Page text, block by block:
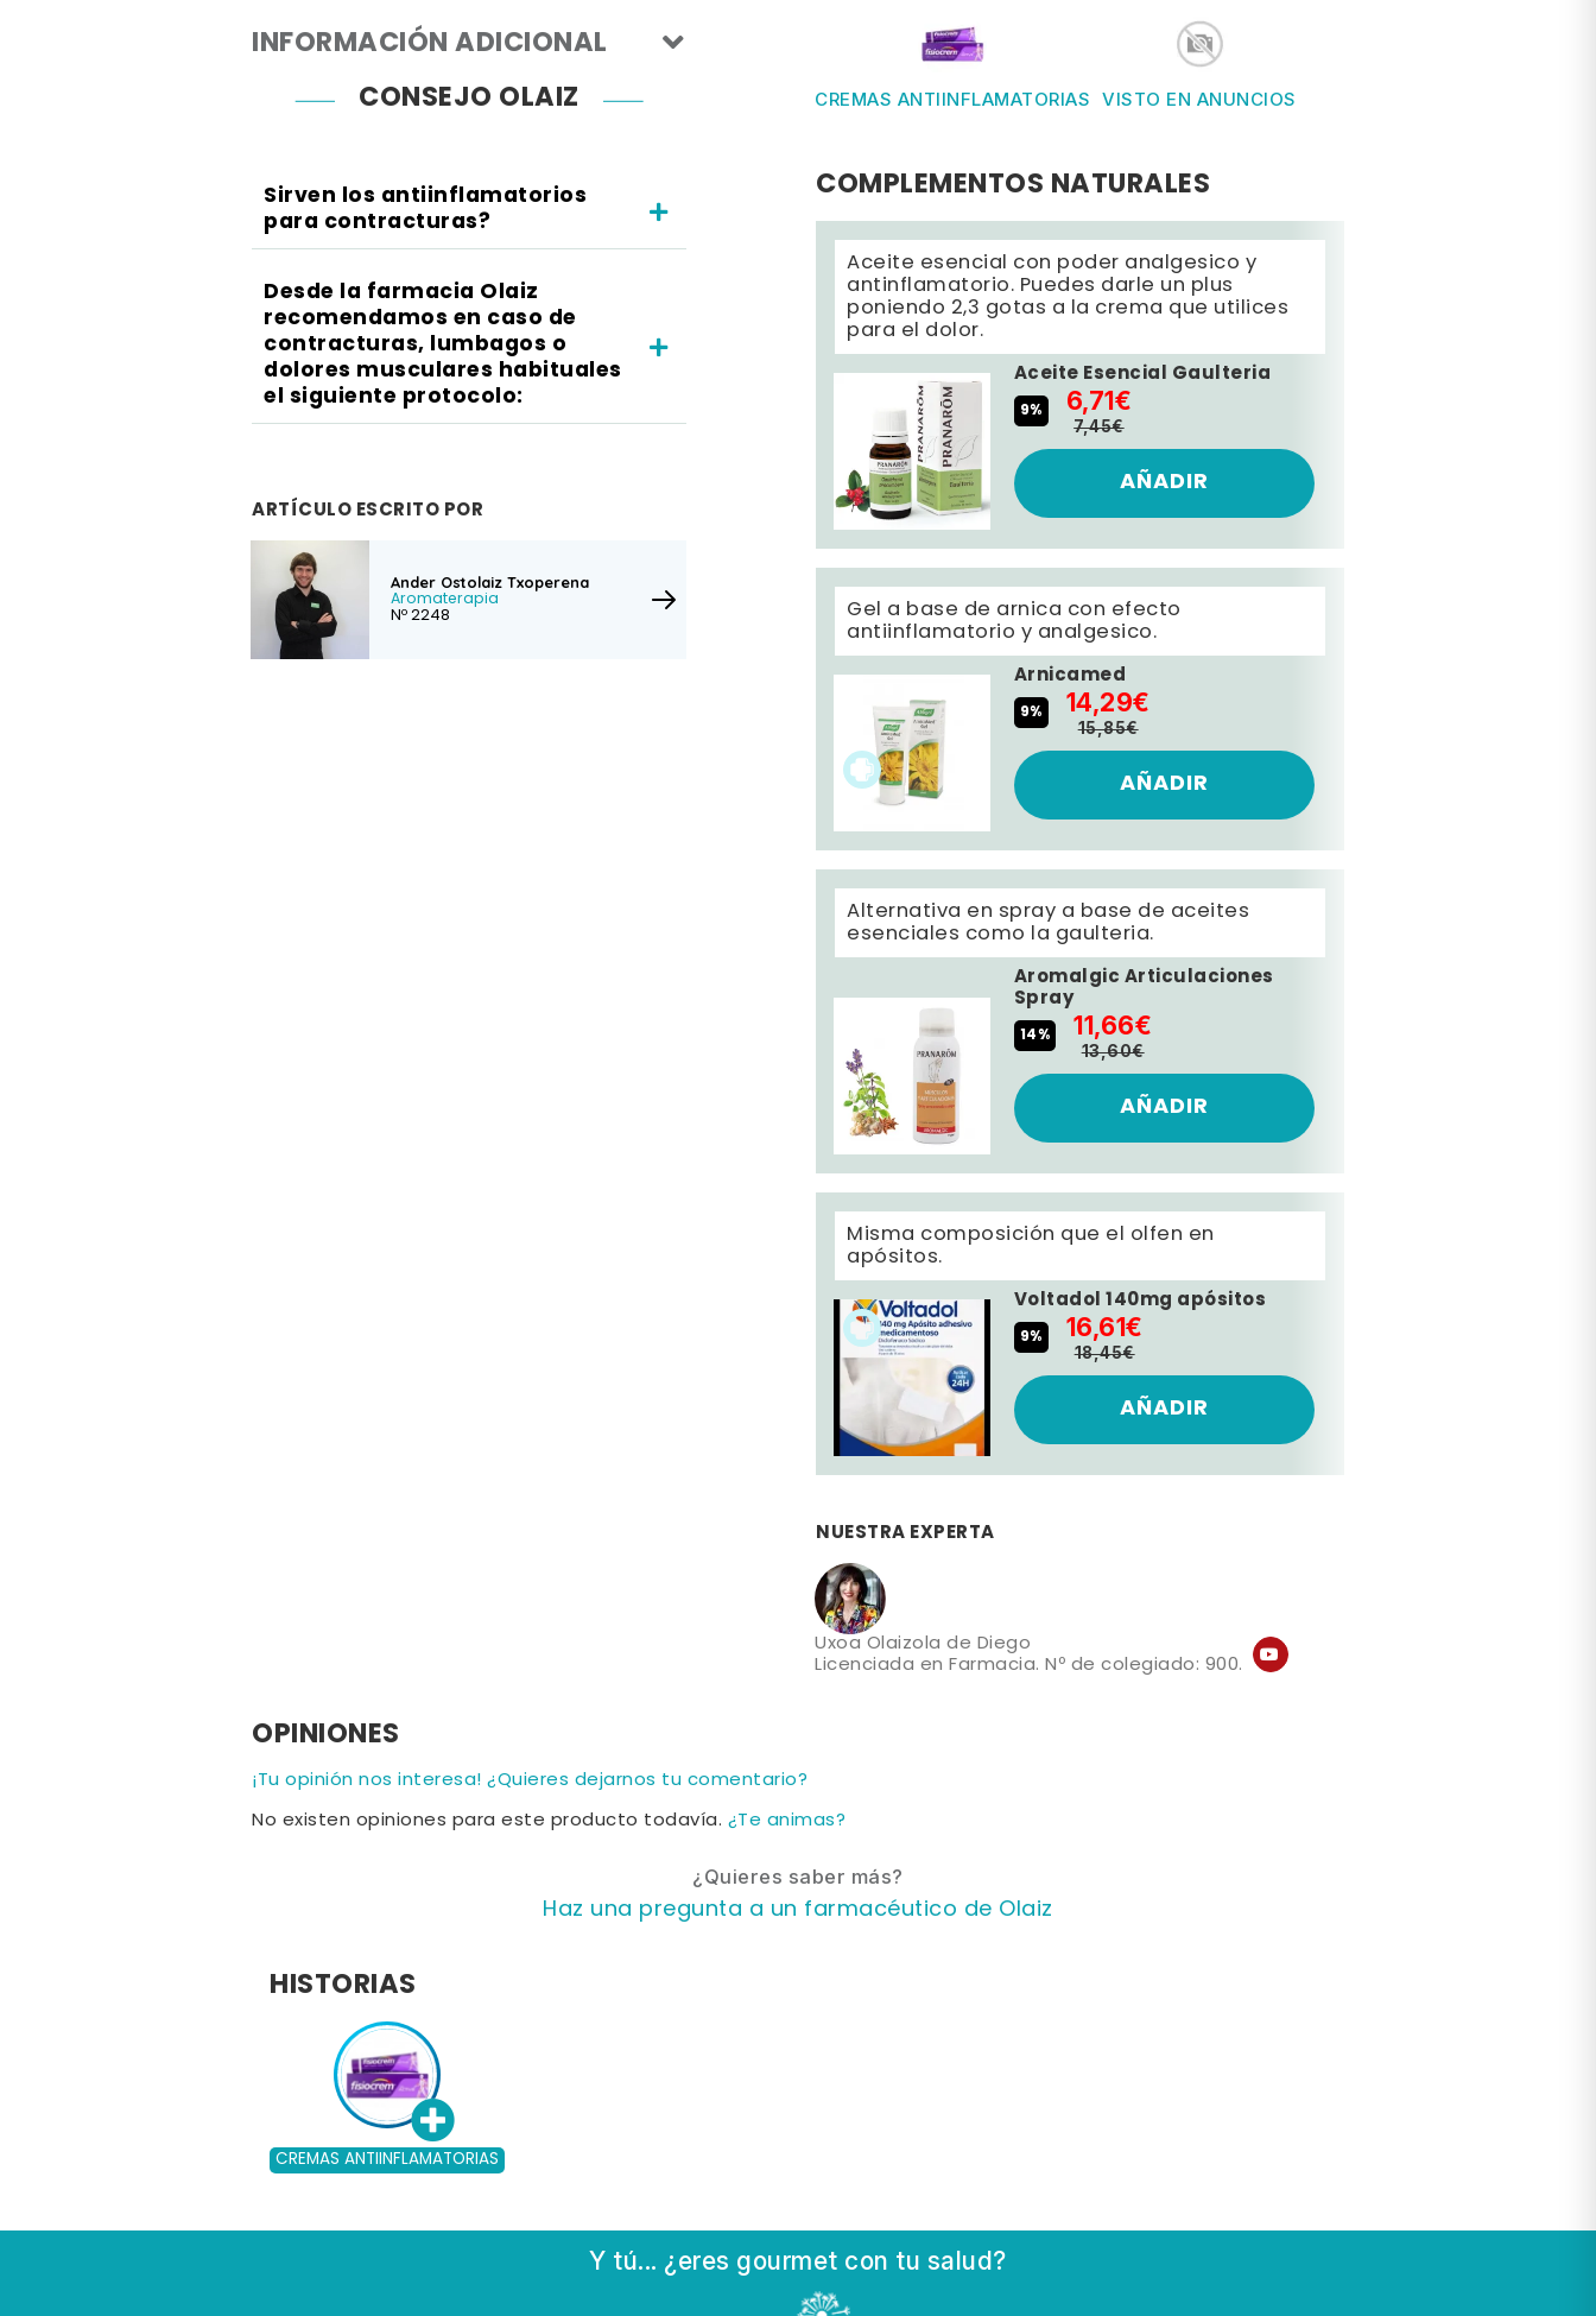
INFORMACIÓN ADICIONAL
CONSEJO OLAIZ
Sirven los antiinflamatorios
para contracturas?
Desde la farmacia Olaiz
recomendamos en caso de
contracturas, lumbagos o
dolores musculares habituales
el siguiente protocolo:
ARTÍCULO ESCRITO POR
Ander Ostolaiz Txoperena
Aromaterapia
Nº 2248
CREMAS ANTIINFLAMATORIAS VISTO EN ANUNCIOS
COMPLEMENTOS NATURALES
Aceite esencial con poder analgesico y
antinflamatorio. Puedes darle un plus
poniendo 2,3 gotas a la crema que utilices
para el dolor.
Aceite Esencial Gaulteria
9% 6,71€
7,45€
AÑADIR
Gel a base de arnica con efecto
antiinflamatorio y analgesico.
Arnicamed
9% 14,29€
15,85€
AÑADIR
Alternativa en spray a base de aceites
esenciales como la gaulteria.
Aromalgic Articulaciones
Spray
14% 11,66€
13,60€
AÑADIR
Misma composición que el olfen en
apósitos.
Voltadol 140mg apósitos
9% 16,61€
18,45€
AÑADIR
NUESTRA EXPERTA
Uxoa Olaizola de Diego
Licenciada en Farmacia. Nº de colegiado: 900.
OPINIONES
¡Tu opinión nos interesa! ¿Quieres dejarnos tu comentario?
No existen opiniones para este producto todavía. ¿Te animas?
¿Quieres saber más?
Haz una pregunta a un farmacéutico de Olaiz
HISTORIAS
CREMAS ANTIINFLAMATORIAS
Y tú... ¿eres gourmet con tu salud?